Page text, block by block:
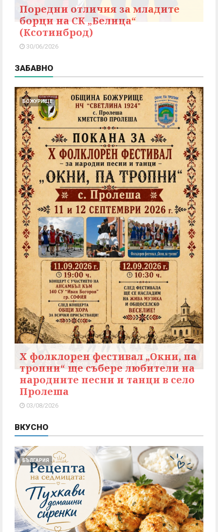
Поредни отличия за младите
борци на СК „Белица“
(Ксотинброд)
30/06/2026
ЗАБАВНО
БОЖУРИЩЕ
X фолклорен фестивал „Окни, па
тропни“ ще събере любители на
народните песни и танци в село
Пролеша
03/08/2026
ВКУСНО
БЪЛГАРИЯ